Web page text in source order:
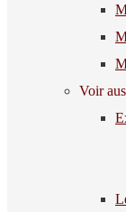
Voir